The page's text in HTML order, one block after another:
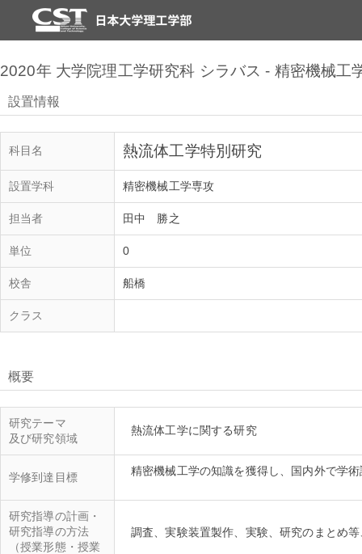
2020年 大学院理工学研究科 シラバス - 精密機械工
設置情報
科目名 熱流体工学特別研究
設置学科 精密機械工学専攻
担当者 田中 勝之
単位 0
校舎 船橋
クラス
概要
研究テーマ
及び研究領域
熱流体工学に関する研究
学修到達目標 精密機械工学の知識を獲得し、国内外で学
研究指導の計画・
研究指導の方法
（授業形態・授業
調査、実験装置製作、実験、研究のまとめ